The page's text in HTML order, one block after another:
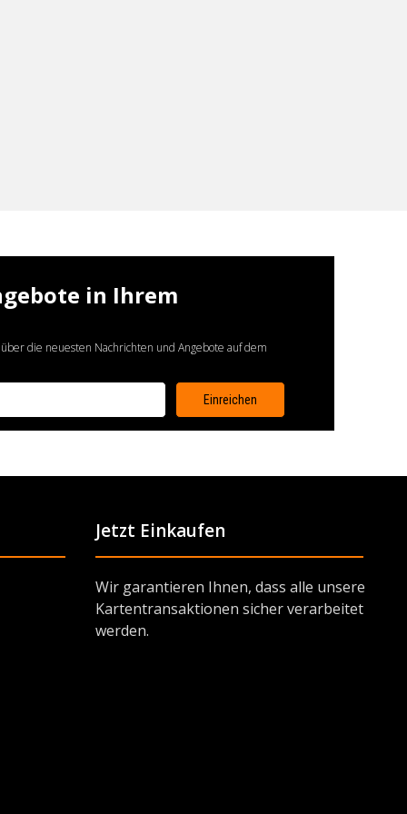
in Ihrem
die neuesten Nachrichten und Angebote auf dem
Jetzt Einkaufen
Wir garantieren Ihnen, dass alle unsere
Kartentransaktionen sicher verarbeitet
werden.